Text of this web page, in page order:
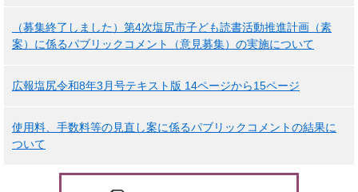
（募集終了しました）第4次塩尻市子ども読書活動推進計画（素
案）に係るパブリックコメント（意見募集）の実施について
広報塩尻令和8年3月号テキスト版 14ページから15ページ
使用料、手数料等の見直し案に係るパブリックコメントの結果に
ついて